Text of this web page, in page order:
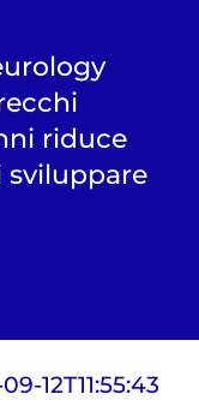
riduce
sviluppare
12T11:55:43